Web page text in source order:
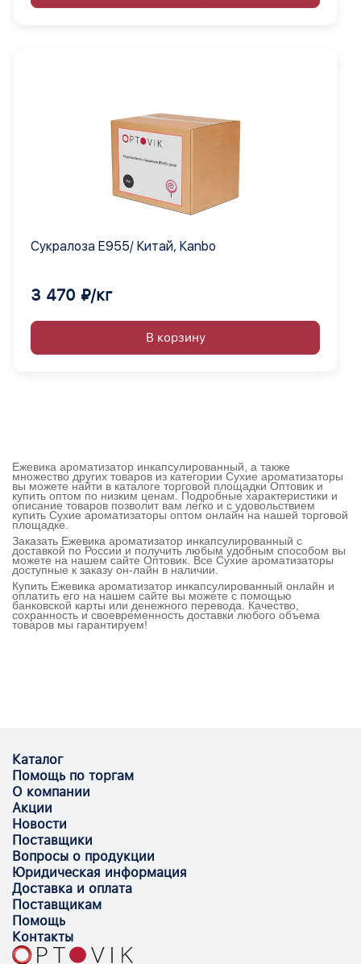
Сукралоза Е955/ Китай, Кanbo
3 470 ₽/кг
В корзину
Ежевика ароматизатор инкапсулированный, а также
множество других товаров из категории Сухие ароматизаторы
вы можете найти в каталоге торговой площадки Оптовик и
купить оптом по низким ценам. Подробные характеристики и
описание товаров позволит вам легко и с удовольствием
купить Сухие ароматизаторы оптом онлайн на нашей торговой
площадке.
Заказать Ежевика ароматизатор инкапсулированный с
доставкой по России и получить любым удобным способом вы
можете на нашем сайте Оптовик. Все Сухие ароматизаторы
доступные к заказу он-лайн в наличии.
Купить Ежевика ароматизатор инкапсулированный онлайн и
оплатить его на нашем сайте вы можете с помощью
банковской карты или денежного перевода. Качество,
сохранность и своевременность доставки любого объема
товаров мы гарантируем!
Каталог
Помощь по торгам
О компании
Акции
Новости
Поставщики
Вопросы о продукции
Юридическая информация
Доставка и оплата
Поставщикам
Помощь
Контакты